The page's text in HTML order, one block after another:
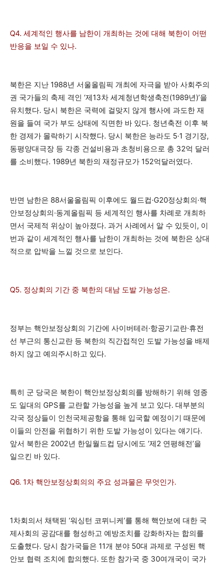
Q4. 세계적인 행사를 남한이 개최하는 것에 대해 북한이 어떤
반응을 보일 수 있나.
북한은 지난 1988년 서울올림픽 개최에 자극을 받아 사회주의
권 국가들의 축제 격인 ‘제13차 세계청년학생축전(1989년)’을
유치했다. 당시 북한은 국력에 걸맞지 않게 행사에 과도한 재
원을 들여 국가 부도 상태에 직면한 바 있다. 청년축전 이후 북
한 경제가 몰락하기 시작했다. 당시 북한은 능라도 5·1 경기장,
동평양대극장 등 각종 건설비용과 초청비용으로 총 32억 달러
를 소비했다. 1989년 북한의 재정규모가 152억달러였다.
반면 남한은 88서울올림픽 이후에도 월드컵·G20정상회의·핵
안보정상회의·동계올림픽 등 세계적인 행사를 차례로 개최하
면서 국제적 위상이 높아졌다. 과거 사례에서 알 수 있듯이, 이
번과 같이 세계적인 행사를 남한이 개최하는 것에 북한은 상대
적으로 압박을 느낄 것으로 보인다.
Q5. 정상회의 기간 중 북한의 대남 도발 가능성은.
정부는 핵안보정상회의 기간에 사이버테러·항공기교란·휴전
선 부근의 통신교란 등 북한의 직간접적인 도발 가능성을 배제
하지 않고 예의주시하고 있다.
특히 군 당국은 북한이 핵안보정상회의를 방해하기 위해 영종
도 일대의 GPS를 교란할 가능성을 높게 보고 있다. 대부분의
각국 정상들이 인천국제공항을 통해 입국할 예정이기 때문에
이들의 안전을 위협하기 위한 도발 가능성이 있다는 얘기다.
앞서 북한은 2002년 한일월드컵 당시에도 ‘제2 연평해전’을
일으킨 바 있다.
Q6. 1차 핵안보정상회의의 주요 성과물은 무엇인가.
1차회의서 채택된 ‘워싱턴 코뮈니케’를 통해 핵안보에 대한 국
제사회의 공감대를 형성하고 예방조치를 강화하자는 합의를
도출했다. 당시 참가국들은 11개 분야 50대 과제로 구성된 핵
안보 협력 조치에 합의했다. 또한 참가국 중 30여개국이 국가